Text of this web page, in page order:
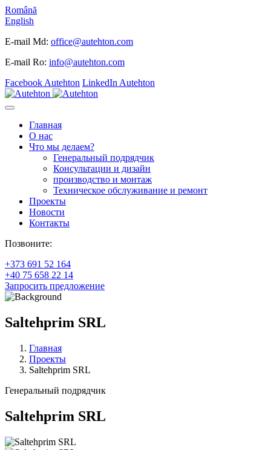
Română
English
E-mail Md: office@autehton.com
E-mail Ro: info@autehton.com
Facebook Autehton LinkedIn Autehton
Главная
О нас
Что мы делаем?
Генеральный подрядчик
Консультации и дизайн
производство и монтаж
Техническое обслуживание и ремонт
Проекты
Новости
Контакты
Позвоните:
+373 691 52 164
+40 75 658 22 14
Запросить предложение
Saltehprim SRL
Главная
Проекты
Saltehprim SRL
Генеральный подрядчик
Saltehprim SRL